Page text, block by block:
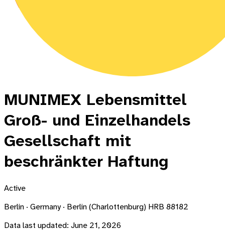
MUNIMEX Lebensmittel
Groß- und Einzelhandels
Gesellschaft mit
beschränkter Haftung
Active
Berlin · Germany · Berlin (Charlottenburg) HRB 88182
Data last updated: June 21, 2026